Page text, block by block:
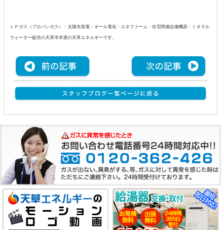
ＬＰガス（プロパンガス）・太陽光発電・オール電化・エネファーム・住宅関連設備機器・ミネラル
ウォーター販売の天草市本渡の天草エネルギーです。